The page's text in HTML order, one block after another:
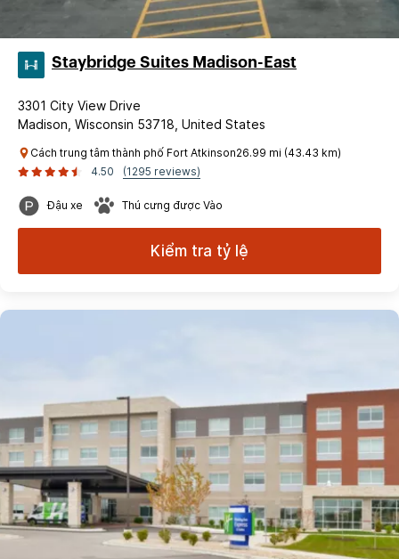
Staybridge Suites Madison-East
3301 City View Drive
Madison, Wisconsin 53718, United States
Cách trung tâm thành phố Fort Atkinson26.99 mi (43.43 km)
4.50
(1295 reviews)
Đậu xe Thú cưng được Vào
Kiểm tra tỷ lệ